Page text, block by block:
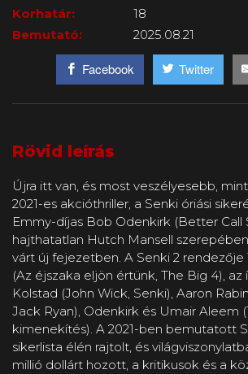
Korhatár:
18
Bemutató:
2025.08.21
Facebook Twitter
Rövid leírás
Újra itt van, és most veszélyesebb,
2021-es akcióthriller, a Senki óriási
Emmy-díjas Bob Odenkirk (Better Call
hajthatatlan Hutch Mansell
várt új fejezetben. A Senki 2 rendezője
(Az éjszaka eljön értünk, The Big 4),
Kolstad (John Wick, Senki), Aaron
Jack Ryan), Odenkirk és Umair Aleem
kimenekítés). A 2021-ben bemutatott
sikerlista élén rajtolt, és
millió dollárt hozott, a kritikusok és a